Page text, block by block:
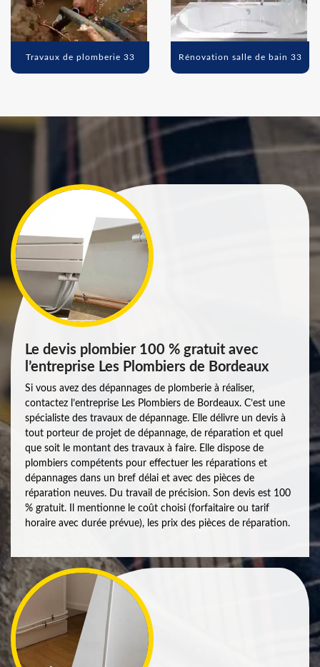
Travaux de plomberie 33 Rénovation salle de bain 33
Le devis plombier 100 % gratuit avec
l’entreprise Les Plombiers de Bordeaux
Si vous avez des dépannages de plomberie à réaliser,
contactez l’entreprise Les Plombiers de Bordeaux. C’est une
spécialiste des travaux de dépannage. Elle délivre un devis à
tout porteur de projet de dépannage, de réparation et quel
que soit le montant des travaux à faire. Elle dispose de
plombiers compétents pour effectuer les réparations et
dépannages dans un bref délai et avec des pièces de
réparation neuves. Du travail de précision. Son devis est 100
% gratuit. Il mentionne le coût choisi (forfaitaire ou tarif
horaire avec durée prévue), les prix des pièces de réparation.